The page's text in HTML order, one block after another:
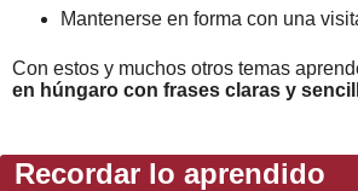
Mantenerse en forma con una
Con estos y muchos otros temas
en húngaro con frases claras y
Recordar lo aprendido